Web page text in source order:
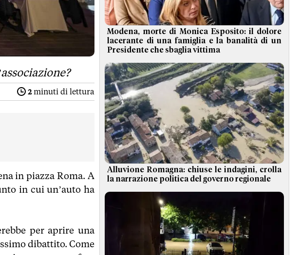
2minuti di lettura
in piazza Roma. A
in cui un’auto ha
per aprire una
dibattito. Come
Modena, morte di Monica Esposito: il dolore
lacerante di una famiglia e la banalità di un
Presidente che sbaglia vittima
Alluvione Romagna: chiuse le indagini, crolla
la narrazione politica del governo regionale